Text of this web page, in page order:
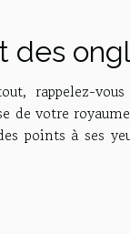
des
rappelez-
de votre
points à ses